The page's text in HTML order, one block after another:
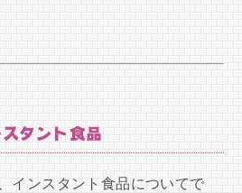
タント食品
インスタント食品についてで